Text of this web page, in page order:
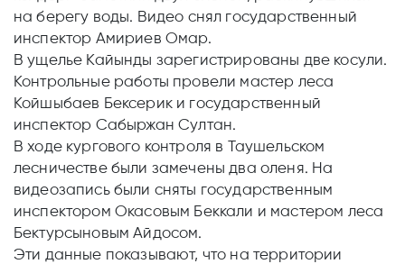
на берегу воды. Видео снял государственный
инспектор Амириев Омар.
В ущелье Кайынды зарегистрированы две косули.
Контрольные работы провели мастер леса
Койшыбаев Бексерик и государственный
инспектор Сабыржан Султан.
В ходе кургового контроля в Таушельском
лесничестве были замечены два оленя. На
видеозапись были сняты государственным
инспектором Окасовым Беккали и мастером леса
Бектурсыновым Айдосом.
Эти данные показывают, что на территории